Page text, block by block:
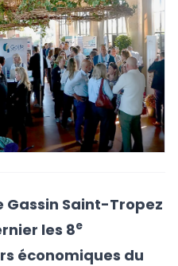
Gassin Saint-Tropez
les 8e
économiques du